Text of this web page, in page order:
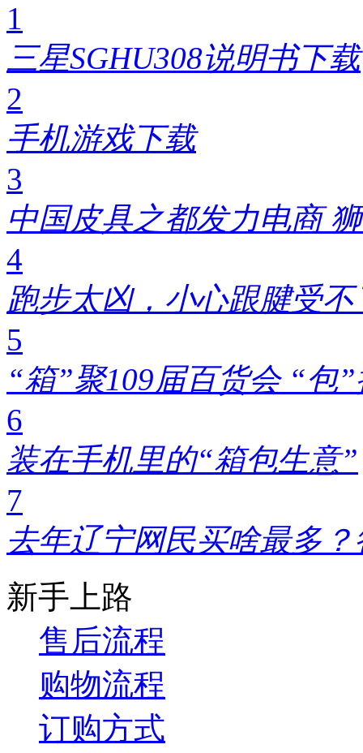
1
三星SGHU308说明书下载
2
手机游戏下载
3
中国皮具之都发力电商
4
跑步太凶，小心跟腱受
5
“箱”聚109届百货会 “包
6
装在手机里的“箱包生意”
7
去年辽宁网民买啥最多
新手上路
售后流程
购物流程
订购方式